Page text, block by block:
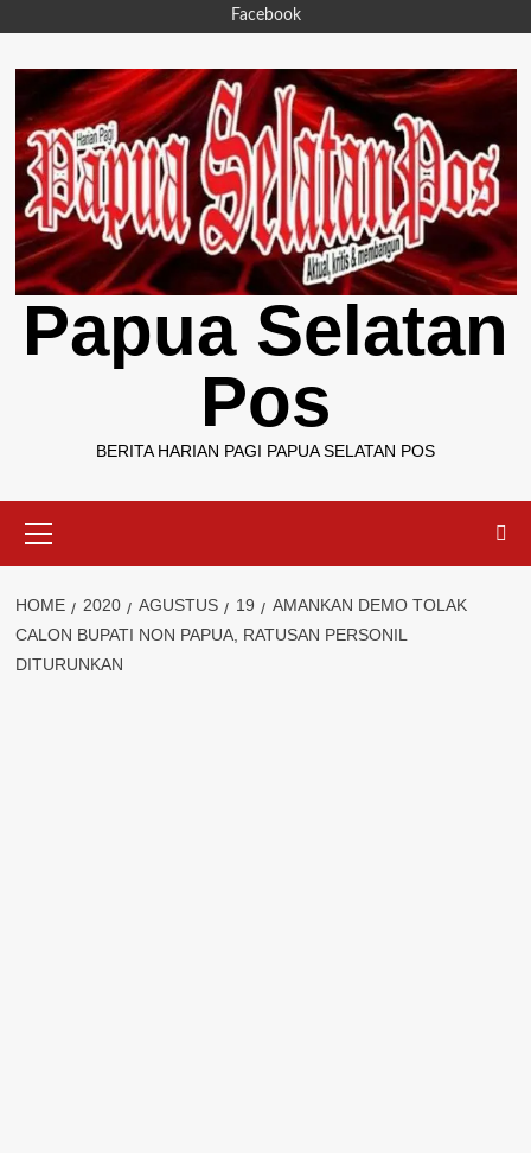
content
Facebook
Papua Selatan
Pos
BERITA HARIAN PAGI PAPUA SELATAN POS
Menu
HOME 2020 AGUSTUS 19
AMANKAN DEMO TOLAK
CALON BUPATI NON PAPUA, RATUSAN PERSONIL
DITURUNKAN